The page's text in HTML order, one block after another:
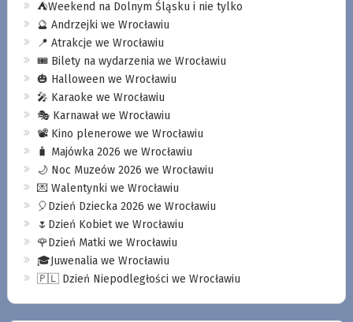
⛺️Weekend na Dolnym Śląsku i nie tylko
🔮 Andrzejki we Wrocławiu
📍 Atrakcje we Wrocławiu
🎟️ Bilety na wydarzenia we Wrocławiu
🎃 Halloween we Wrocławiu
🎤 Karaoke we Wrocławiu
🎭 Karnawał we Wrocławiu
📽️ Kino plenerowe we Wrocławiu
🧳 Majówka 2026 we Wrocławiu
🌙 Noc Muzeów 2026 we Wrocławiu
💌 Walentynki we Wrocławiu
🎈Dzień Dziecka 2026 we Wrocławiu
🌷Dzień Kobiet we Wrocławiu
🌹Dzień Matki we Wrocławiu
🎓Juwenalia we Wrocławiu
🇵🇱 Dzień Niepodległości we Wrocławiu